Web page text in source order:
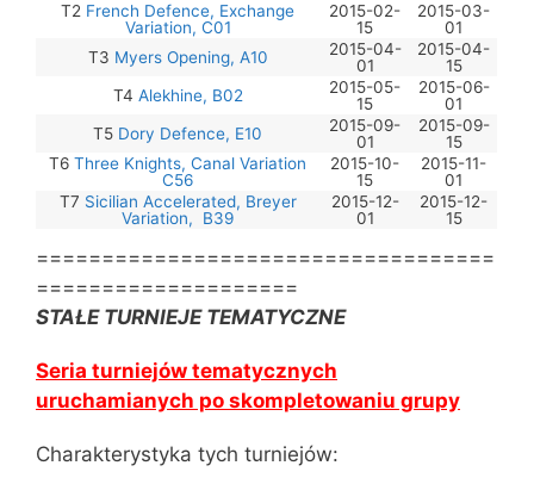
T2 French Defence, Exchange
Variation, C01
2015-02-
15
2015-03-
01
T3 Myers Opening, A10
2015-04-
01
2015-04-
15
T4 Alekhine, B02
2015-05-
15
2015-06-
01
T5 Dory Defence, E10
2015-09-
01
2015-09-
15
T6 Three Knights, Canal Variation
C56
2015-10-
15
2015-11-
01
T7 Sicilian Accelerated, Breyer
Variation, B39
2015-12-
01
2015-12-
15
===================================
====================
STAŁE TURNIEJE TEMATYCZNE
Seria turniejów tematycznych
uruchamianych po skompletowaniu grupy
Charakterystyka tych turniejów: